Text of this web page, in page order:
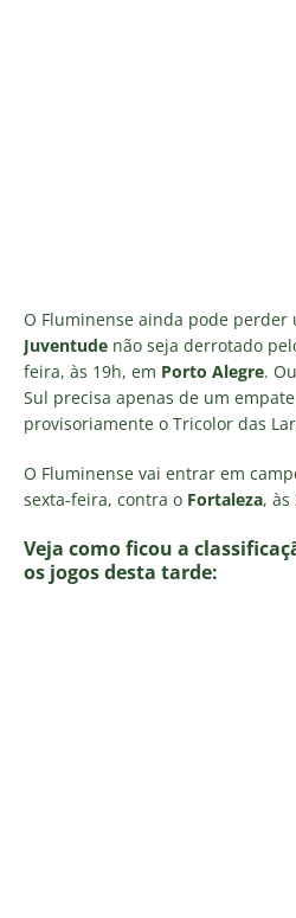
O Fluminense ainda pode perder
Juventude não seja derrotado
feira, às 19h, em Porto Alegre.
Sul precisa apenas de um
provisoriamente o Tricolor das
O Fluminense vai entrar em
sexta-feira, contra o Fortaleza, às
Veja como ficou a
os jogos desta tarde: